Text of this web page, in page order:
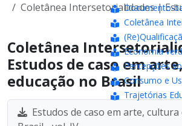
Documento-
Coletânea
Economia
Percepções
Consumo e
Trajetórias
Coletânea Intersetorialidades | Estudos de caso em arte,
Coletânea
Estudos de caso em
educação no Brasil
Estudos de caso em arte, cultura